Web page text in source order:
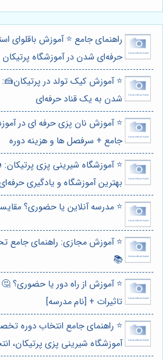
راهنمای جامع ⭐️ آموزش باقلوای
حرفه‌ای شدن در آموزشگاه
⭐️ آموزش کیک تولد در پرتیکان🍰:
شدن به یک قناد حرفه‌ای
⭐️ آموزش نان پزی حرفه ای در
جامع + سرفصل ها و هزینه دوره
⭐️ آموزشگاه شیرینی پزی
بهترین آموزشگاه و یادگیری
⭐️ مدرسه آنلاین یا حضوری؟
⭐️ آموزش مجازی: راهنمای جامع
📚
⭐️ آموزش از راه دور یا حضوری؟ 🤔
تاثیرات + [نام مدرسه]
⭐️ راهنمای جامع انتخاب دوره
آموزشگاه شیرینی پزی پرتیکان،